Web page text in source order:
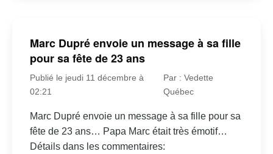
Marc Dupré envoie un message à sa fille
pour sa fête de 23 ans
Publié le jeudi 11 décembre à
02:21
Par : Vedette
Québec
Marc Dupré envoie un message à sa fille pour sa
fête de 23 ans… Papa Marc était très émotif…
Détails dans les commentaires: